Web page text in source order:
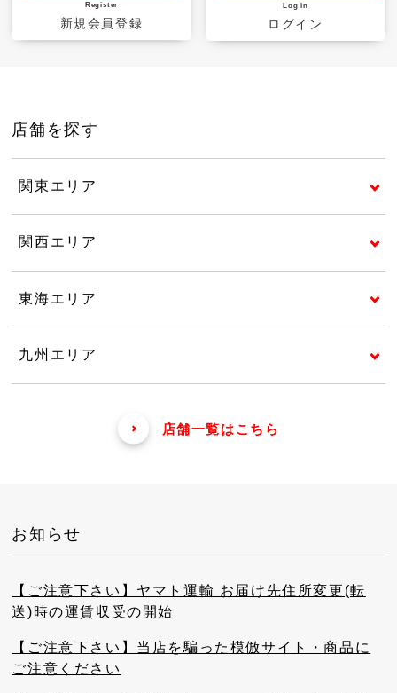
Register
新規会員登録
Log in
ログイン
店舗を探す
関東エリア
関西エリア
東海エリア
九州エリア
店舗一覧はこちら
お知らせ
【ご注意下さい】ヤマト運輸 お届け先住所変更(転
送)時の運賃収受の開始
【ご注意下さい】当店を騙った模倣サイト・商品に
ご注意ください